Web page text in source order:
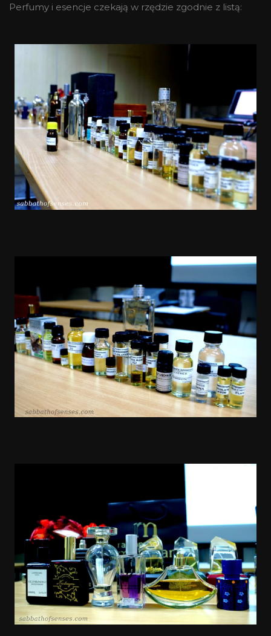
Perfumy i esencje czekają w rzędzie zgodnie z listą: